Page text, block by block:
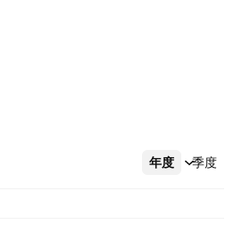
年度 季度
更多